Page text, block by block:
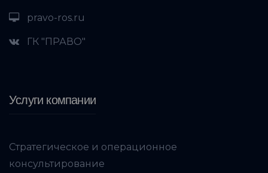
pravo-ros.ru
ГК "ПРАВО"
Услуги компании
Стратегическое и операционное
консультирование